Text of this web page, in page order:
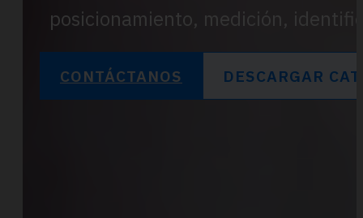
posicionamiento, medición,
CONTÁCTANOS DESCARGAR